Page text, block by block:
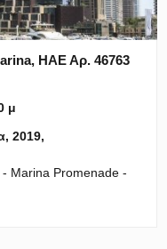
ΗΑΕ Αρ. 46763
μ
2019,
Marina Promenade -